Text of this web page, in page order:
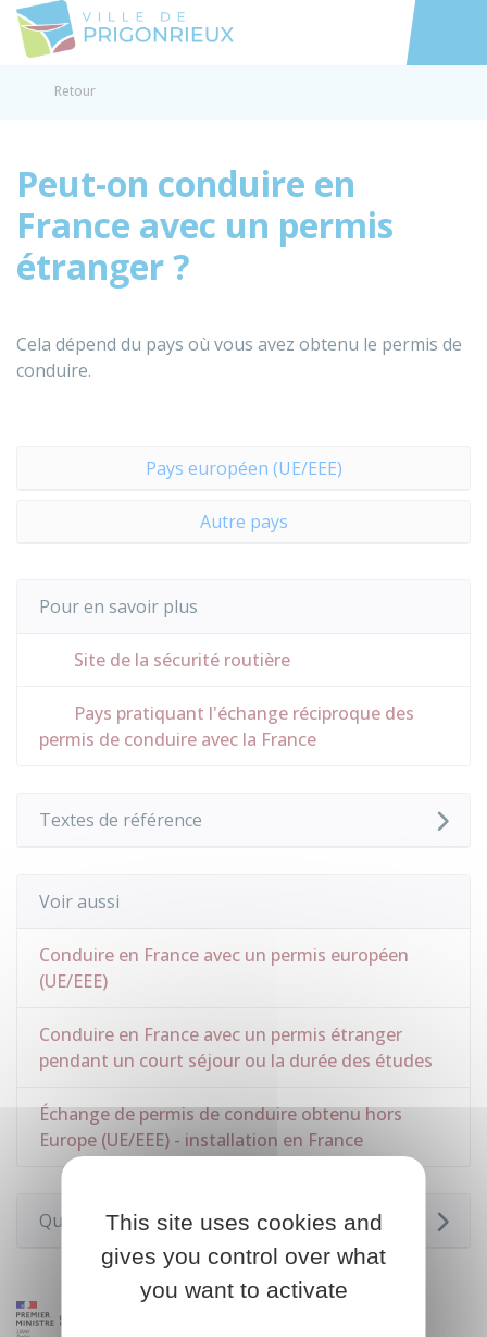
Accéder
Retour
Peut-on conduire en
France avec un permis
étranger ?
Cela dépend du pays où vous avez obtenu le permis de
conduire.
Pays européen (UE/EEE)
Autre pays
Pour en savoir plus
Site de la sécurité routière
Pays pratiquant l'échange réciproque des
permis de conduire avec la France
Textes de référence
Voir aussi
Conduire en France avec un permis européen
(UE/EEE)
Conduire en France avec un permis étranger
pendant un court séjour ou la durée des études
Échange de permis de conduire obtenu hors
Europe (UE/EEE) - installation en France
Questions ? Réponses !
This site uses cookies and
gives you control over what
you want to activate